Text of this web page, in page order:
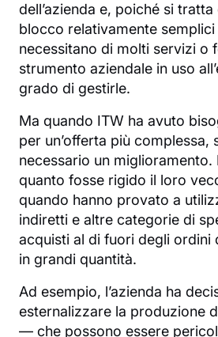
dell’azienda e, poiché si
blocco relativamente semplici
necessitano di molti servizi o
strumento aziendale in uso
grado di gestirle.
Ma quando ITW ha avuto
per un’offerta più complessa,
necessario un
quanto fosse rigido il loro
quando hanno provato a
indiretti e altre categorie di
acquisti al di fuori degli ordini
in grandi quantità.
Ad esempio, l’azienda ha
esternalizzare la produzione
— che possono essere